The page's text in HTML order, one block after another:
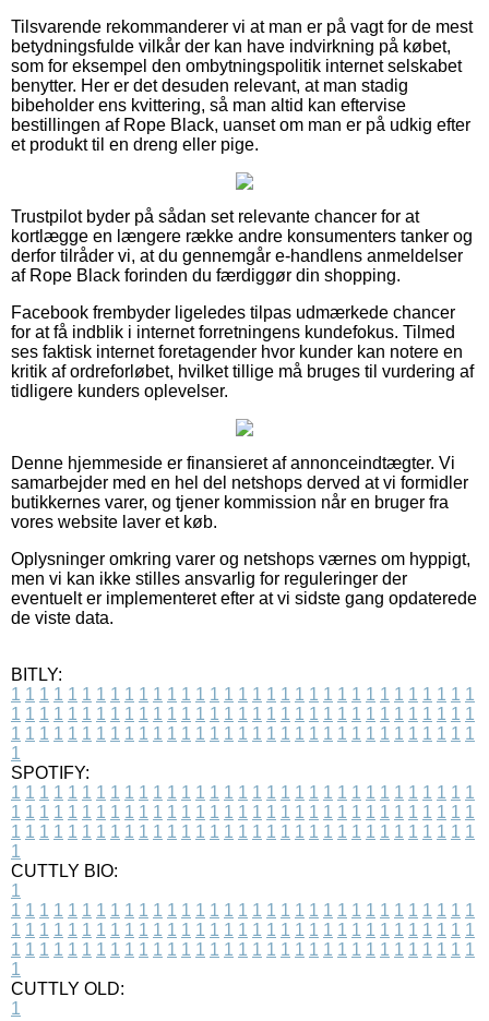
Tilsvarende rekommanderer vi at man er på vagt for de mest
betydningsfulde vilkår der kan have indvirkning på købet,
som for eksempel den ombytningspolitik internet selskabet
benytter. Her er det desuden relevant, at man stadig
bibeholder ens kvittering, så man altid kan eftervise
bestillingen af Rope Black, uanset om man er på udkig efter
et produkt til en dreng eller pige.
Trustpilot byder på sådan set relevante chancer for at
kortlægge en længere række andre konsumenters tanker og
derfor tilråder vi, at du gennemgår e-handlens anmeldelser
af Rope Black forinden du færdiggør din shopping.
Facebook frembyder ligeledes tilpas udmærkede chancer
for at få indblik i internet forretningens kundefokus. Tilmed
ses faktisk internet foretagender hvor kunder kan notere en
kritik af ordreforløbet, hvilket tillige må bruges til vurdering af
tidligere kunders oplevelser.
Denne hjemmeside er finansieret af annonceindtægter. Vi
samarbejder med en hel del netshops derved at vi formidler
butikkernes varer, og tjener kommission når en bruger fra
vores website laver et køb.
Oplysninger omkring varer og netshops værnes om hyppigt,
men vi kan ikke stilles ansvarlig for reguleringer der
eventuelt er implementeret efter at vi sidste gang opdaterede
de viste data.
BITLY:
1 1 1 1 1 1 1 1 1 1 1 1 1 1 1 1 1 1 1 1 1 1 1 1 1 1 1 1 1 1 1 1 1
1 1 1 1 1 1 1 1 1 1 1 1 1 1 1 1 1 1 1 1 1 1 1 1 1 1 1 1 1 1 1 1 1
1 1 1 1 1 1 1 1 1 1 1 1 1 1 1 1 1 1 1 1 1 1 1 1 1 1 1 1 1 1 1 1 1
1
SPOTIFY:
1 1 1 1 1 1 1 1 1 1 1 1 1 1 1 1 1 1 1 1 1 1 1 1 1 1 1 1 1 1 1 1 1
1 1 1 1 1 1 1 1 1 1 1 1 1 1 1 1 1 1 1 1 1 1 1 1 1 1 1 1 1 1 1 1 1
1 1 1 1 1 1 1 1 1 1 1 1 1 1 1 1 1 1 1 1 1 1 1 1 1 1 1 1 1 1 1 1 1
1
CUTTLY BIO:
1
1 1 1 1 1 1 1 1 1 1 1 1 1 1 1 1 1 1 1 1 1 1 1 1 1 1 1 1 1 1 1 1 1
1 1 1 1 1 1 1 1 1 1 1 1 1 1 1 1 1 1 1 1 1 1 1 1 1 1 1 1 1 1 1 1 1
1 1 1 1 1 1 1 1 1 1 1 1 1 1 1 1 1 1 1 1 1 1 1 1 1 1 1 1 1 1 1 1 1
1
CUTTLY OLD:
1